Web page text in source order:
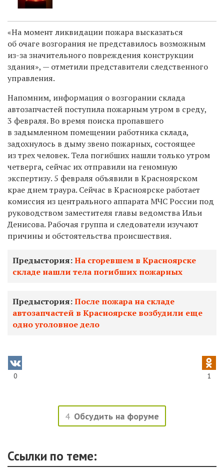
«На момент ликвидации пожара высказаться
об очаге возгорания не представилось возможным
из-за значительного повреждения конструкции
здания», — отметили представители следственного
управления.
Напомним, информация о возгорании склада
автозапчастей поступила пожарным утром в среду,
3 февраля. Во время поиска пропавшего
в задымленном помещении работника склада,
задохнулось в дыму звено пожарных, состоящее
из трех человек. Тела погибших нашли только утром
четверга, сейчас их отправили на геномную
экспертизу. 5 февраля объявили в Красноярском
крае днем траура. Сейчас в Красноярске работает
комиссия из центрального аппарата МЧС России под
руководством заместителя главы ведомства Ильи
Денисова. Рабочая группа и следователи изучают
причины и обстоятельства происшествия.
Предыстория:На сгоревшем в Красноярске
складе нашли тела погибших пожарных
Предыстория:После пожара на складе
автозапчастей в Красноярске возбудили еще
одно уголовное дело
0 1
4 Обсудить на форуме
Ссылки по теме: